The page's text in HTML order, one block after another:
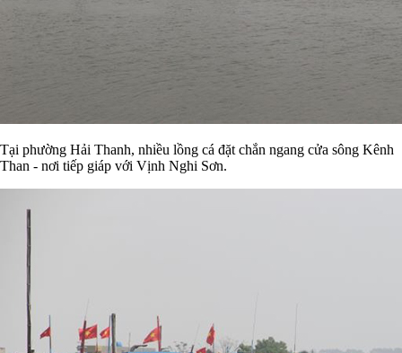
Tại phường Hải Thanh, nhiều lồng cá đặt chắn ngang cửa sông Kênh
Than - nơi tiếp giáp với Vịnh Nghi Sơn.